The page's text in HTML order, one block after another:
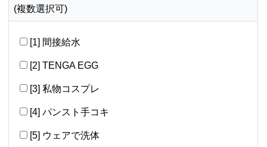
(複数選択可)
[1] 間接給水
[2] TENGA EGG
[3] 私物コスプレ
[4] パンスト手コキ
[5] ウェアで洗体